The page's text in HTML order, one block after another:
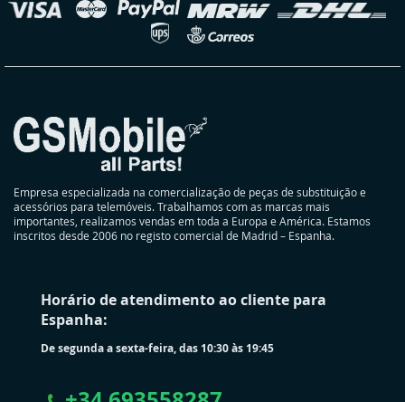
Empresa especializada na comercialização de peças de substituição e
acessórios para telemóveis. Trabalhamos com as marcas mais
importantes, realizamos vendas em toda a Europa e América. Estamos
inscritos desde 2006 no registo comercial de Madrid – Espanha.
Horário de atendimento ao cliente para
Espanha:
De segunda a sexta-feira, das 10:30 às 19:45